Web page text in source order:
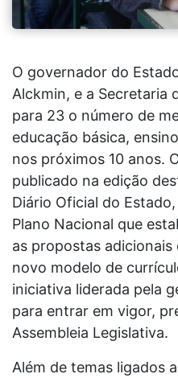
O governador do
Alckmin, e a Secretaria
para 23 o número de
educação básica,
nos próximos 10 anos.
publicado na edição
Diário Oficial do
Plano Nacional que
as propostas adicionais
novo modelo de
iniciativa liderada pela
para entrar em vigor,
Assembleia Legislativa.
Além de temas ligados